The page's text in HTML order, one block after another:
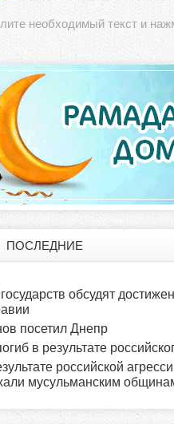
необходимый текст и
ПОСЛЕДНИЕ
обсудят
посетил Днепр
в результате
российской
мусульманским